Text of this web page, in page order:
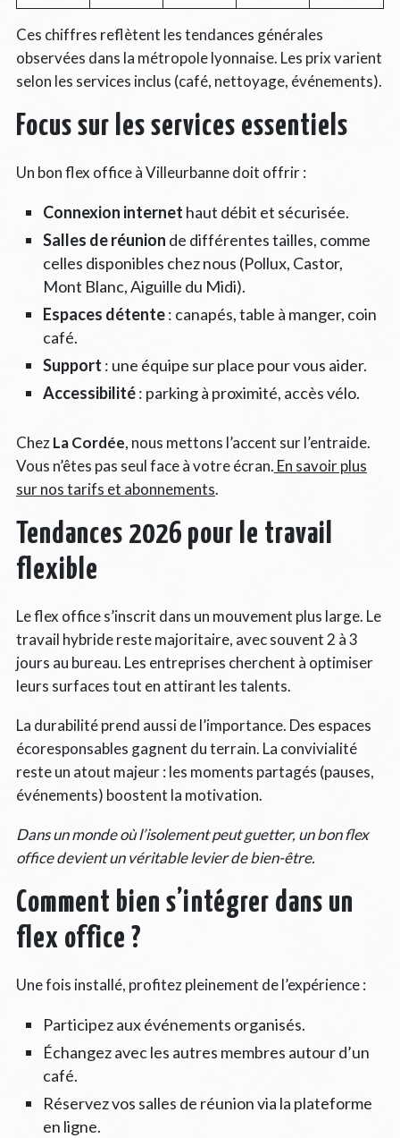
Ces chiffres reflètent les tendances générales
observées dans la métropole lyonnaise. Les prix varient
selon les services inclus (café, nettoyage, événements).
Focus sur les services essentiels
Un bon flex office à Villeurbanne doit offrir :
Connexion internet haut débit et sécurisée.
Salles de réunion de différentes tailles, comme
celles disponibles chez nous (Pollux, Castor,
Mont Blanc, Aiguille du Midi).
Espaces détente: canapés, table à manger, coin
café.
Support : une équipe sur place pour vous aider.
Accessibilité: parking à proximité, accès vélo.
ChezLa Cordée, nous mettons l’accent sur l’entraide.
Vous n’êtes pas seul face à votre écran. En savoir plus
sur nos tarifs et abonnements.
Tendances 2026 pour le travail
flexible
Le flex office s’inscrit dans un mouvement plus large. Le
travail hybride reste majoritaire, avec souvent 2 à 3
jours au bureau. Les entreprises cherchent à optimiser
leurs surfaces tout en attirant les talents.
La durabilité prend aussi de l’importance. Des espaces
écoresponsables gagnent du terrain. La convivialité
reste un atout majeur : les moments partagés (pauses,
événements) boostent la motivation.
Dans un monde où l’isolement peut guetter, un bon flex
office devient un véritable levier de bien-être.
Comment bien s’intégrer dans un
flex office ?
Une fois installé, profitez pleinement de l’expérience :
Participez aux événements organisés.
Échangez avec les autres membres autour d’un
café.
Réservez vos salles de réunion via la plateforme
en ligne.